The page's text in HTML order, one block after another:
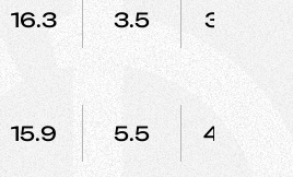
16.3 3.5 33.3
15.9 5.5 48.8